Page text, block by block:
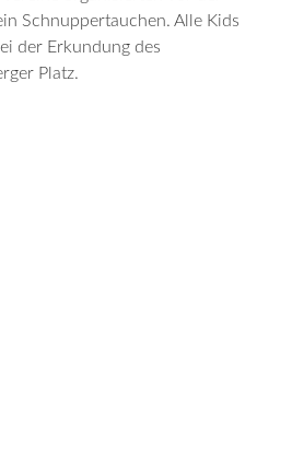
Schnuppertauchen. Alle Kids
der Erkundung des
Platz.